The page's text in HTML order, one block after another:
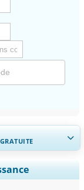
de segmentos,
e insights sobre o